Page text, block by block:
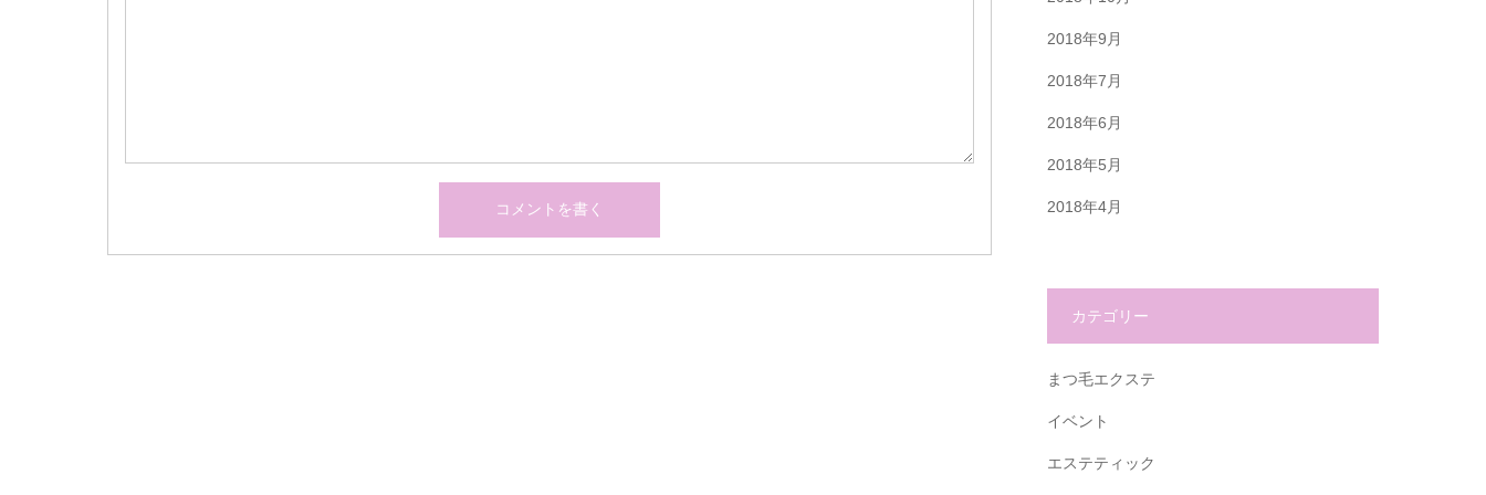
2018年9月
2018年7月
2018年6月
2018年5月
2018年4月
カテゴリー
まつ毛エクステ
イベント
エステティック